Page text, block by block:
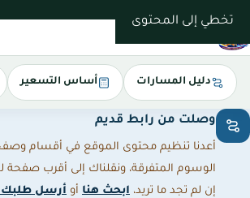
تخطي إلى المحتوى
دليل المسارات أساس التسعير
وصلت من رابط قديم
أعدنا تنظيم محتوى الموقع في أقسام
الوسوم المتفرقة، ونقلناك إلى أقرب صفحة
إن لم تجد ما تريد، ابحث هنا أو أرسل طلبك